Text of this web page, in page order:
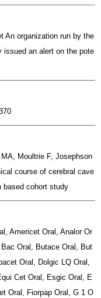
An organization run by the
issued an alert on the pote
Moultrie F, Josephson
course of cerebral cave
based cohort study
Americet Oral, Analor Or
Oral, Butace Oral, But
Oral, Dolgic LQ Oral,
Cet Oral, Esgic Oral, E
Oral, Fiorpap Oral, G 1 O